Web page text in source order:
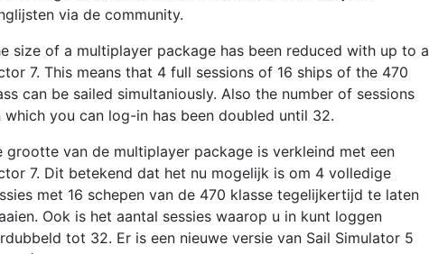
via de community.
size of a multiplayer package has been reduced with up to a
7. This means that 4 full sessions of 16 ships of the 470
can be sailed simultaniously. Also the number of sessions
which you can log-in has been doubled until 32.
grootte van de multiplayer package is verkleind met een
7. Dit betekend dat het nu mogelijk is om 4 volledige
met 16 schepen van de 470 klasse tegelijkertijd te laten
Ook is het aantal sessies waarop u in kunt loggen
tot 32. Er is een nieuwe versie van Sail Simulator 5